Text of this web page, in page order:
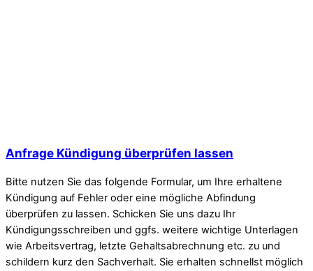
Anfrage Kündigung überprüfen lassen
Bitte nutzen Sie das folgende Formular, um Ihre erhaltene
Kündigung auf Fehler oder eine mögliche Abfindung
überprüfen zu lassen. Schicken Sie uns dazu Ihr
Kündigungsschreiben und ggfs. weitere wichtige Unterlagen
wie Arbeitsvertrag, letzte Gehaltsabrechnung etc. zu und
schildern kurz den Sachverhalt. Sie erhalten schnellst möglich